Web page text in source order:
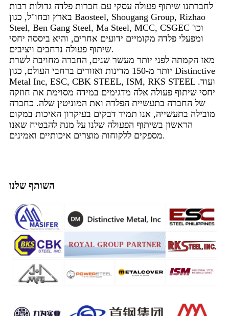
לחברתנו שיתוף פעולה עסקי עם חברות פלדה גדולות רבות
בארץ ובחו"ל, כגון Baosteel, Shougang Group, Rizhao
Steel, Ben Gang Steel, Ma Steel, MCC, CSGEC וכו'
ומפעלי פלדה מקומיים ידועים אחרים, והיא ביססה יחסי
שיתוף פעולה נרחבים ויציבים.
מאז הקמתה לפני יותר מעשר שנים, החברה מחויבת לשרת
יותר מ-150 מדינות ואזורים ברחבי העולם, כגון Distinctive
Metal Inc, ESC, CBK STEEL, ISM, RKS STEEL ועוד.
יחסי שיתוף פעולה אלה מדגימים במידה מסוימת את חוזקה
של החברה בתעשיית הפלדה ואת המוניטין שלה. כחברה
מובילה בתעשייה, אנו תמיד דבקים בעיקרון האיכות במקום
הראשון בשיתוף הפעולה שלנו על מנת להבטיח שאנו
מספקים ללקוחות מוצרים איכותיים ואמינים.
השותף שלנו